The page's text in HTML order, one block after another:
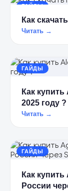
ГАЙДЫ
Как
Читать →
ГАЙДЫ
Как
2025 году ?
Читать →
ГАЙДЫ
Как
России